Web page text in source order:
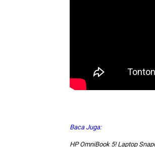
Baca Juga:
HP OmniBook 5! Laptop